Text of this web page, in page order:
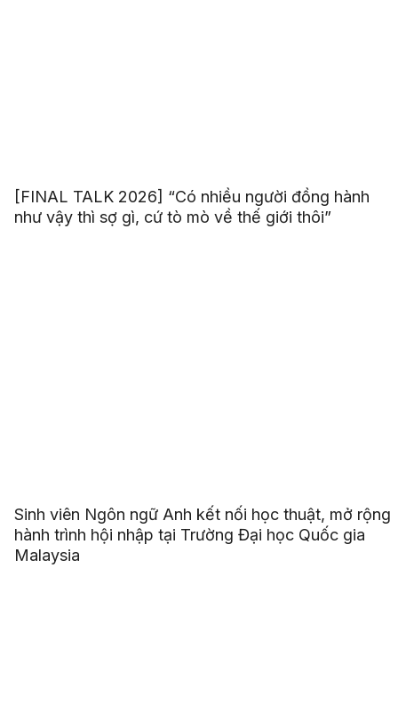
[FINAL TALK 2026] “Có nhiều người đồng hành
như vậy thì sợ gì, cứ tò mò về thế giới thôi”
Sinh viên Ngôn ngữ Anh kết nối học thuật, mở rộng
hành trình hội nhập tại Trường Đại học Quốc gia
Malaysia